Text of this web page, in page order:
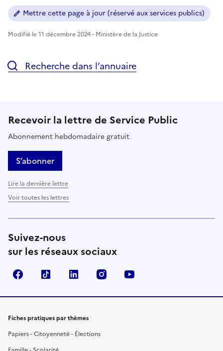
Mettre cette page à jour (réservé aux services publics)
Modifié le 11 décembre 2024 - Ministère de la Justice
Recherche dans l’annuaire
Recevoir la lettre de Service Public
Abonnement hebdomadaire gratuit
S’abonner
Lire la dernière lettre
Voir toutes les lettres
Suivez-nous
sur les réseaux sociaux
FacebookTikTok LinkedIn Instagram
Fiches pratiques par thèmes
Papiers - Citoyenneté - Élections